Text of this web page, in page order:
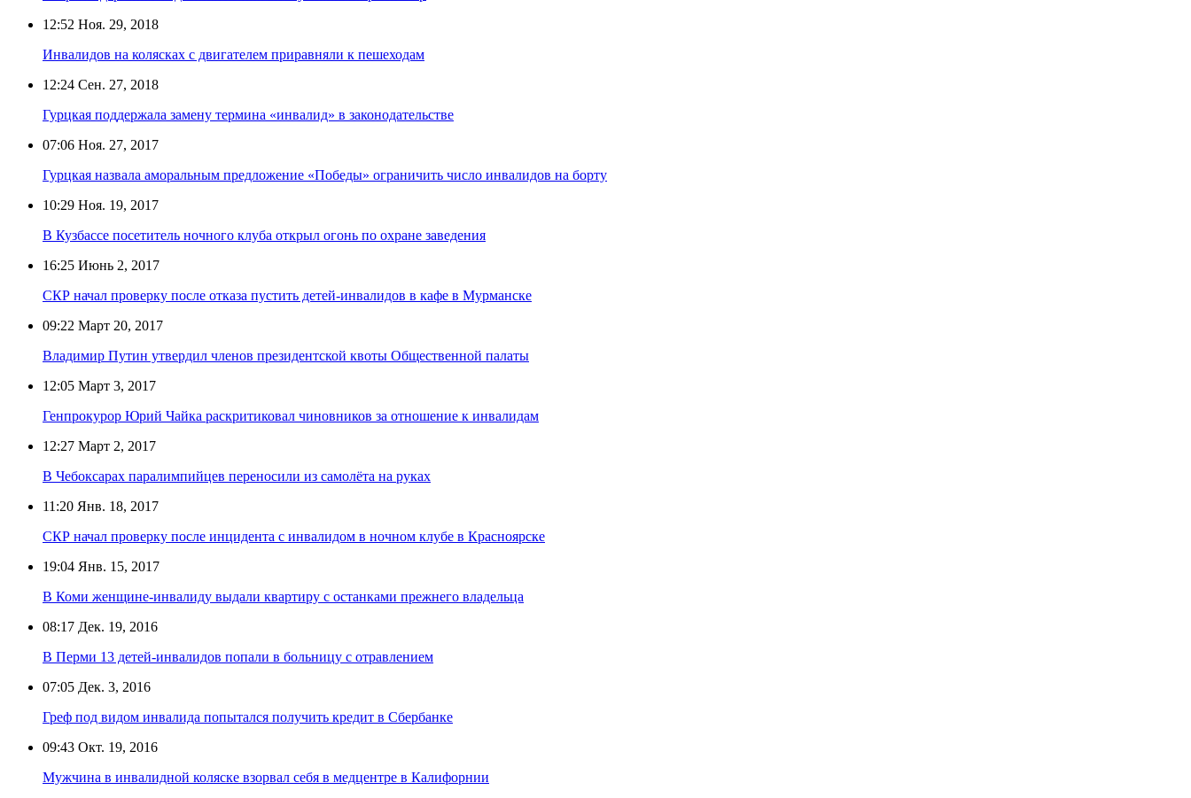
12:52 Ноя. 29, 2018
Инвалидов на колясках с двигателем приравняли к пешеходам
12:24 Сен. 27, 2018
Гурцкая поддержала замену термина «инвалид» в законодательстве
07:06 Ноя. 27, 2017
Гурцкая назвала аморальным предложение «Победы» ограничить число инвалидов на борту
10:29 Ноя. 19, 2017
В Кузбассе посетитель ночного клуба открыл огонь по охране заведения
16:25 Июнь 2, 2017
СКР начал проверку после отказа пустить детей-инвалидов в кафе в Мурманске
09:22 Март 20, 2017
Владимир Путин утвердил членов президентской квоты Общественной палаты
12:05 Март 3, 2017
Генпрокурор Юрий Чайка раскритиковал чиновников за отношение к инвалидам
12:27 Март 2, 2017
В Чебоксарах паралимпийцев переносили из самолёта на руках
11:20 Янв. 18, 2017
СКР начал проверку после инцидента с инвалидом в ночном клубе в Красноярске
19:04 Янв. 15, 2017
В Коми женщине-инвалиду выдали квартиру с останками прежнего владельца
08:17 Дек. 19, 2016
В Перми 13 детей-инвалидов попали в больницу с отравлением
07:05 Дек. 3, 2016
Греф под видом инвалида попытался получить кредит в Сбербанке
09:43 Окт. 19, 2016
Мужчина в инвалидной коляске взорвал себя в медцентре в Калифорнии